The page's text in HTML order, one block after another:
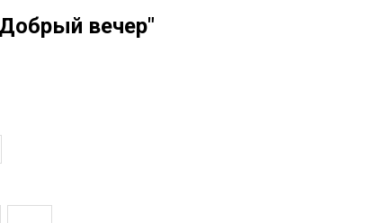
вечер"